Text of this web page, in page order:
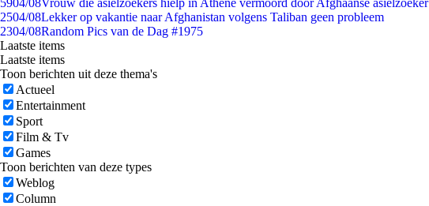
5904/08Vrouw die asielzoekers hielp in Athene vermoord door Afghaanse asielzoeker
2504/08Lekker op vakantie naar Afghanistan volgens Taliban geen probleem
2304/08Random Pics van de Dag #1975
Laatste items
Laatste items
Toon berichten uit deze thema's
Actueel
Entertainment
Sport
Film & Tv
Games
Toon berichten van deze types
Weblog
Column